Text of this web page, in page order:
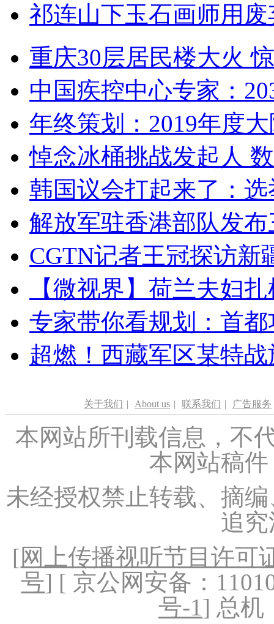
祁连山下玉石画师用
重庆30层居民楼大火
中国疾控中心专家：
年终策划：2019年度
悼念冰桶挑战发起人
韩国议会打起来了：
解放军驻香港部队发
CGTN记者王冠探访新
【微视界】荷兰夫妇
专家带你看规划：首
超燃！西藏军区某特
关于我们 | About us | 联系我们 | 广告服务
本网站所刊载信息，不
本网站稿
未经授权禁止转载、摘
追
[网上传播视听节目许可
号] [ 京公网安备：
号-1] 总机